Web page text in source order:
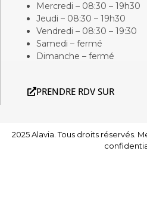
Mercredi – 08:30 – 19h30
Jeudi – 08:30 – 19h30
Vendredi – 08:30 – 19:30
Samedi – fermé
Dimanche – fermé
PRENDRE RDV SUR
2025 Alavia. Tous droits réservés.